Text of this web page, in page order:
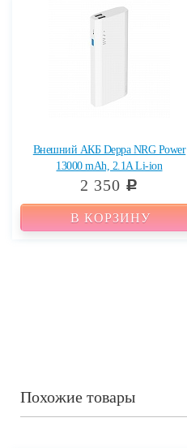
Внешний АКБ Deppa NRG Power
13000 mAh, 2.1A Li-ion
2 350 c
В КОРЗИНУ
Похожие товары